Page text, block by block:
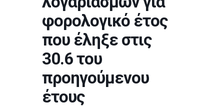
φορολογικό έτος
που έληξε στις
30.6 του
προηγούμενου
έτους